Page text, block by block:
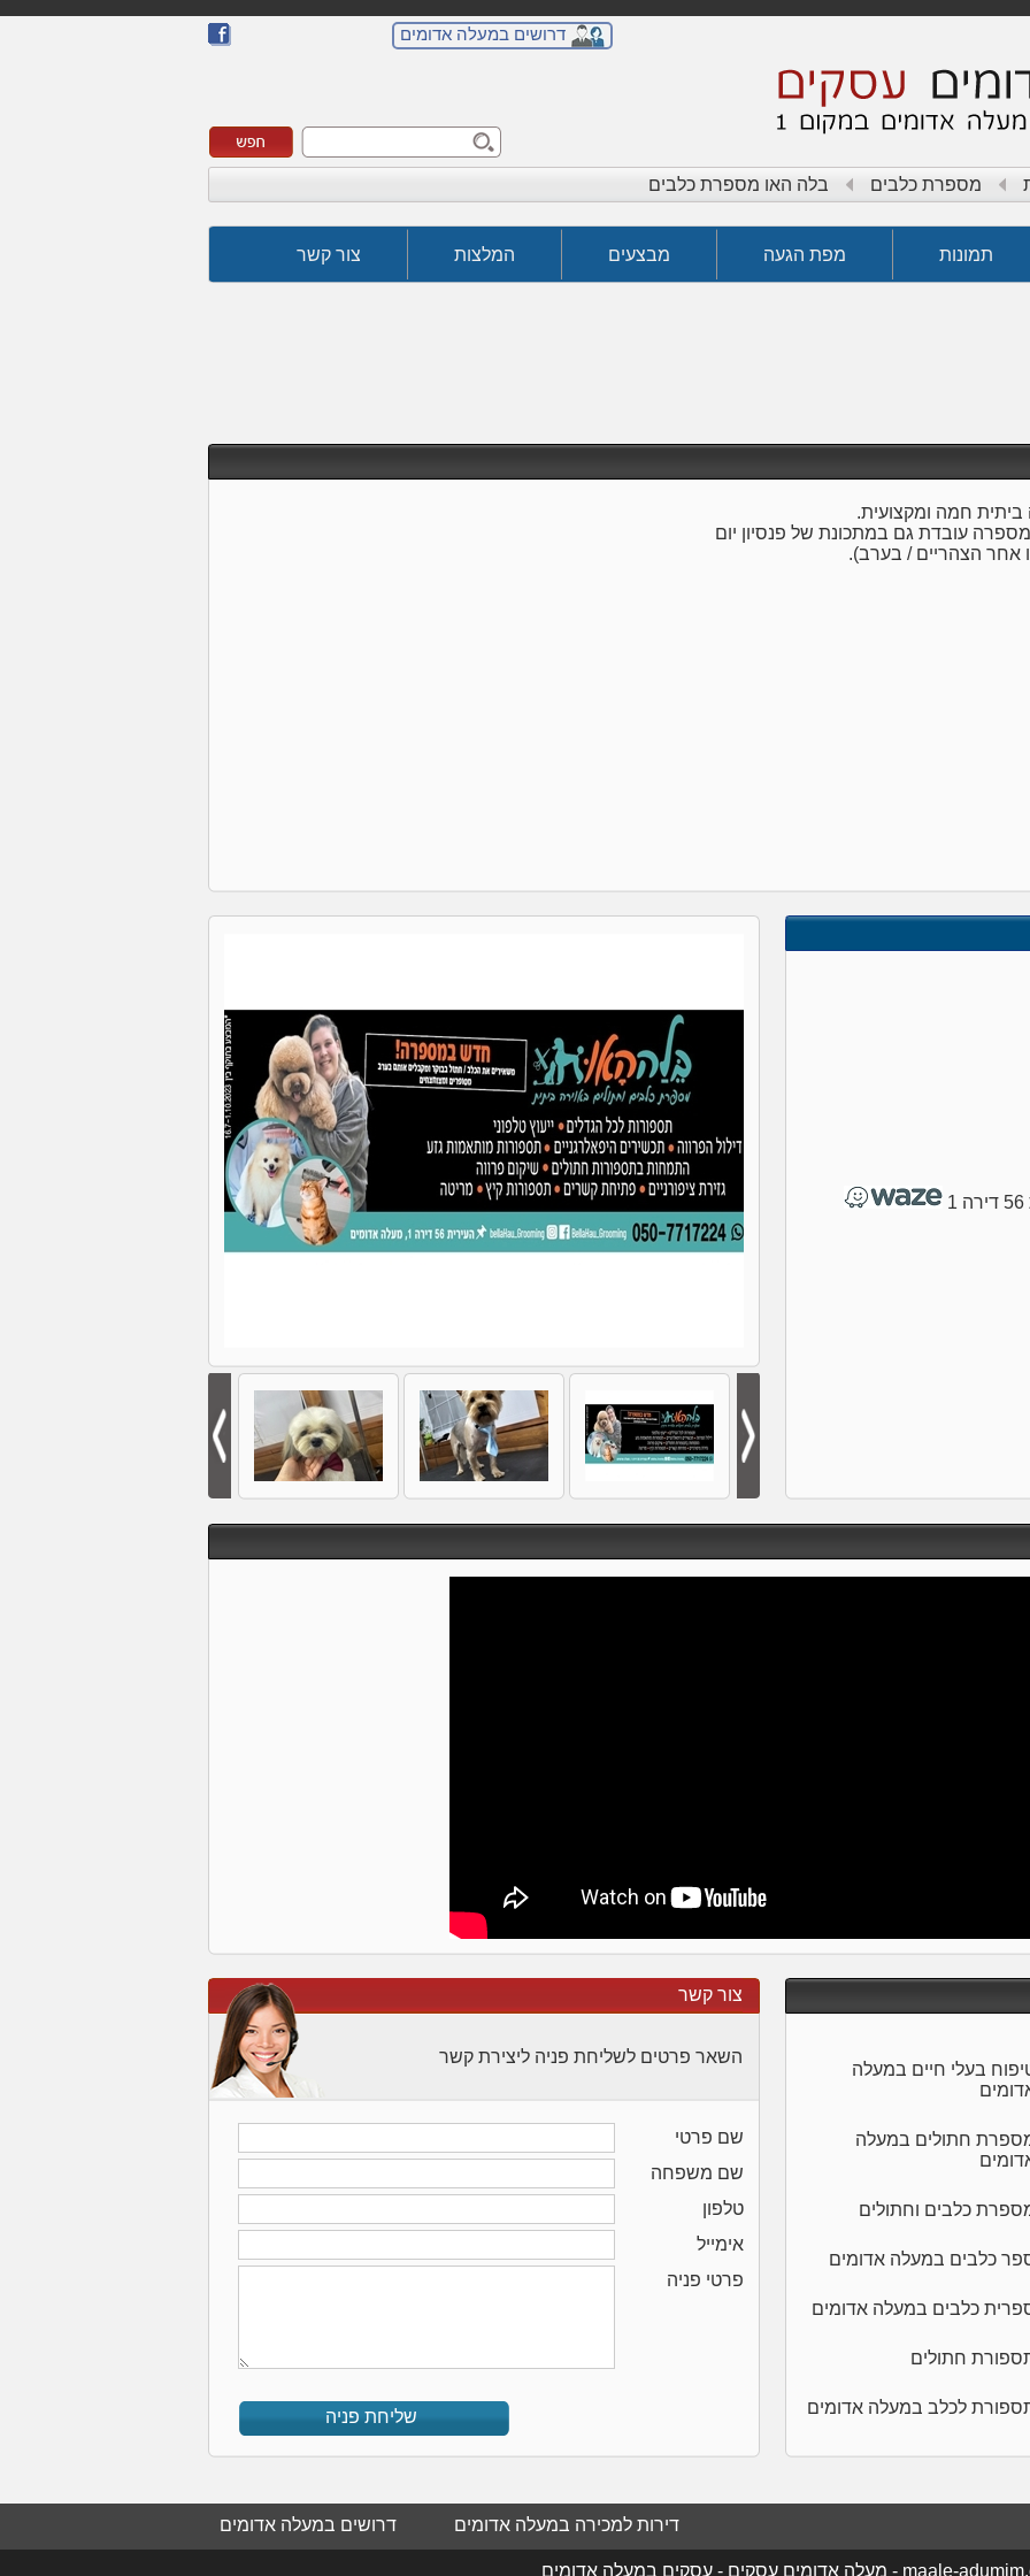
דרושים במעלה אדומים
מספרת כלבים בלה האו מספרת כלבים
תמונות מפת הגעה מבצעים המלצות צור קשר
ביתית חמה ומקצועית.
עובדת גם במתכונת של פנסיון יום
אחר הצהריים / בערב).
בעלי חיים במעלה
חתולים במעלה
כלבים וחתולים
כלבים במעלה אדומים
כלבים במעלה אדומים
חתולים
לכלב במעלה אדומים
צור קשר
שם פרטי
שם משפחה
טלפון
אימייל
פרטי פניה
השאר פרטים לשליחת פניה ליצירת קשר
שליחת פניה
דרושים במעלה אדומים דירות למכירה במעלה אדומים